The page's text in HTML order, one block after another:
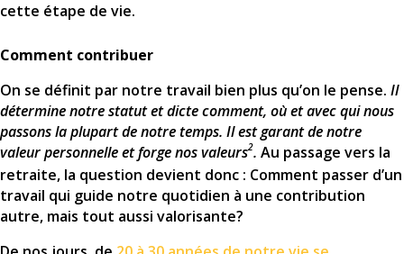
cette étape de vie.
Comment contribuer
On se définit par notre travail bien plus qu’on le pense. Il
détermine notre statut et dicte comment, où et avec qui nous
passons la plupart de notre temps. Il est garant de notre
valeur personnelle et forge nos valeurs2. Au passage vers la
retraite, la question devient donc : Comment passer d’un
travail qui guide notre quotidien à une contribution
autre, mais tout aussi valorisante?